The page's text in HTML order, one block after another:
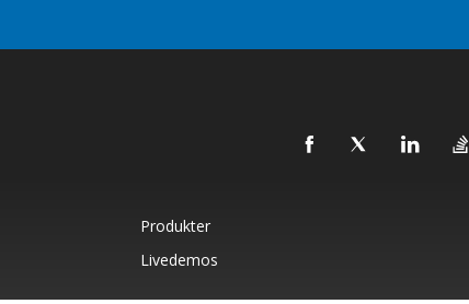
Produkter
Livedemos